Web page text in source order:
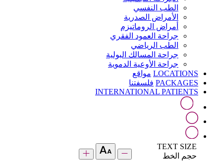
الطب النفسي
الأمراض الصدرية
أمراض الروماتيزم
جراحة العمود الفقري
الطب الرياضي
جراحة المسالك البولية
جراحة الأوعية الدموية
LOCATIONS مواقع
PACKAGES فلسفتنا
INTERNATIONAL PATIENTS
TEXT SIZE
حجم الخط